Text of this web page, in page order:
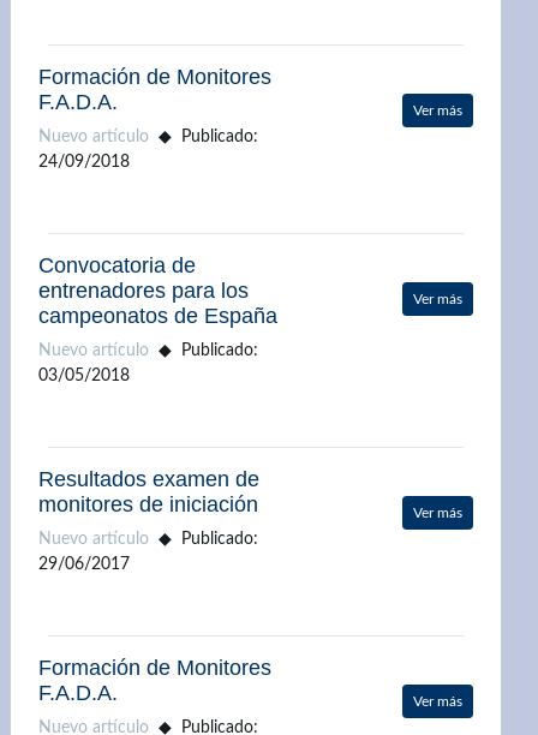
Formación de Monitores
F.A.D.A.
Nuevo artículo
Publicado:
24/09/2018
Ver más
Convocatoria de
entrenadores para los
campeonatos de España
Nuevo artículo
Publicado:
03/05/2018
Ver más
Resultados examen de
monitores de iniciación
Nuevo artículo
Publicado:
29/06/2017
Ver más
Formación de Monitores
F.A.D.A.
Nuevo artículo
Publicado:
Ver más